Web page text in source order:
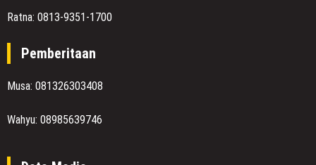
Ratna: 0813-9351-1700
Pemberitaan
Musa: 081326303408
Wahyu: 08985639746